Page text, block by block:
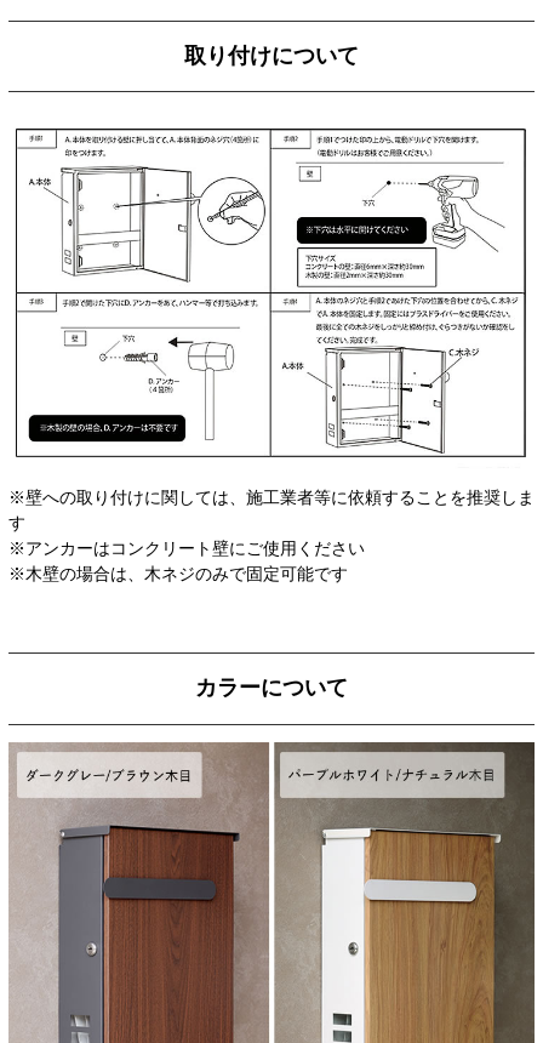
取り付けについて
※壁への取り付けに関しては、施工業者等に依頼することを推奨しま
す
※アンカーはコンクリート壁にご使用ください
※木壁の場合は、木ネジのみで固定可能です
カラーについて